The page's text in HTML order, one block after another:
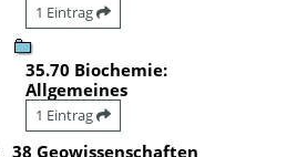
1 Eintrag
35.70 Biochemie:
Allgemeines
1 Eintrag
38 Geowissenschaften